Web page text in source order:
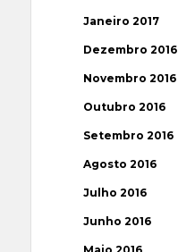
Janeiro 2017
Dezembro 2016
Novembro 2016
Outubro 2016
Setembro 2016
Agosto 2016
Julho 2016
Junho 2016